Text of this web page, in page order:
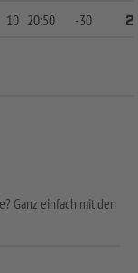
10 20:50 -30 2
Ganz einfach mit den